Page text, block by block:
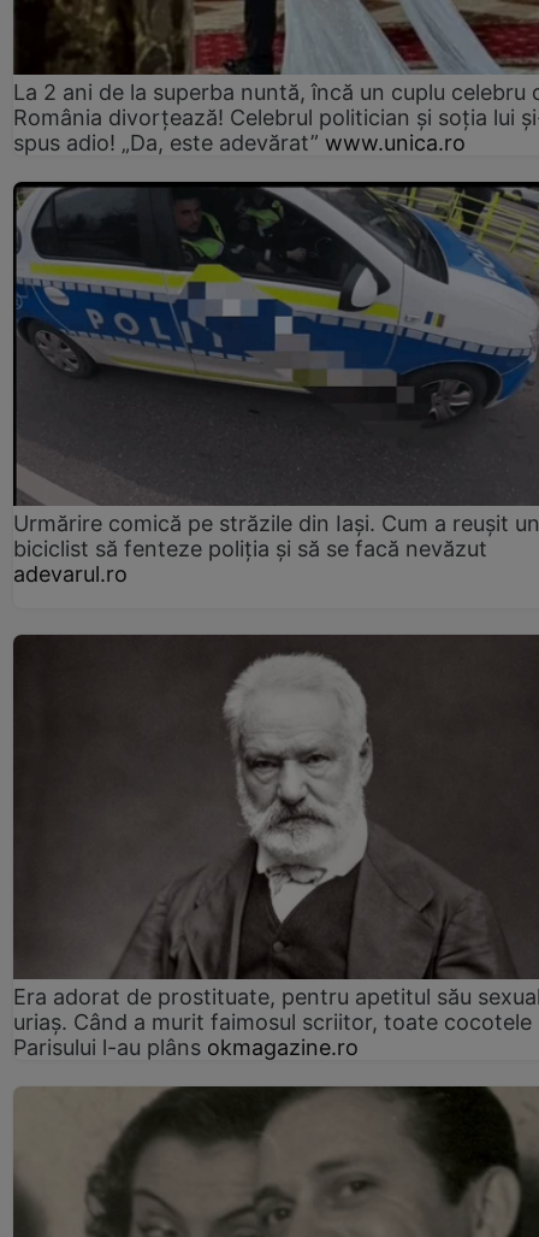
La 2 ani de la superba nuntă, încă un cuplu celebru
România divorțează! Celebrul politician și soția lui
spus adio! „Da, este adevărat” www.unica.ro
Urmărire comică pe străzile din Iași. Cum a reușit un
biciclist să fenteze poliția și să se facă nevăzut
adevarul.ro
Era adorat de prostituate, pentru apetitul său
uriaș. Când a murit faimosul scriitor, toate cocotele
Parisului l-au plâns okmagazine.ro